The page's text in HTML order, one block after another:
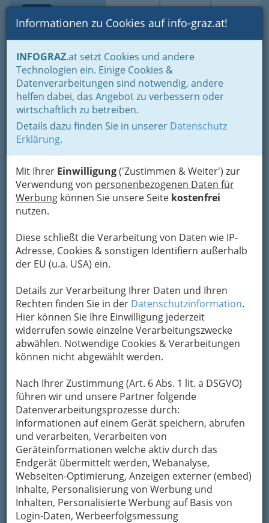
Suche Login Toggle
Informationen zu Cookies auf info-graz.at!
INFOGRAZ.at setzt Cookies und andere
Technologien ein. Einige Cookies &
Datenverarbeitungen sind notwendig, andere
helfen dabei, das Angebot zu verbessern oder
wirtschaftlich zu betreiben.
Details dazu finden Sie in unserer Datenschutz
Erklärung.
Mit Ihrer Einwilligung('Zustimmen & Weiter') zur
Verwendung von personenbezogenen Daten für
Werbung können Sie unsere Seite kostenfrei
nutzen.
Diese schließt die Verarbeitung von Daten wie IP-
Adresse, Cookies & sonstigen Identifiern außerhalb
der EU (u.a. USA) ein.
Details zur Verarbeitung Ihrer Daten und Ihren
Rechten finden Sie in der Datenschutzinformation.
Hier können Sie Ihre Einwilligung jederzeit
widerrufen sowie einzelne Verarbeitungszwecke
abwählen. Notwendige Cookies & Verarbeitungen
können nicht abgewählt werden.
Nach Ihrer Zustimmung (Art. 6 Abs. 1 lit. a DSGVO)
führen wir und unsere Partner folgende
Datenverarbeitungsprozesse durch:
Informationen auf einem Gerät speichern, abrufen
und verarbeiten, Verarbeiten von
Geräteinformationen welche aktiv durch das
Endgerät übermittelt werden, Webanalyse,
Webseiten-Optimierung, Anzeigen externer (embed)
Inhalte, Personalisierung von Werbung und
Inhalten, Personalisierte Werbung auf Basis von
Login-Daten, Werbeerfolgsmessung
Home Branchen
Gastronomie - regional und international
Buschenschenken - Buschenschänken
Buschenschänke nach Orten
Leibnitz
Gründl Stefan Weingut
Buschenschank
Hauptstraße 45, 8423 Labuttendorf
Karte
Karte anzeigen
Kontaktaufnahme
Um die Info-Graz Firmenvor Spam-Mails zu
bewahren, verwenden wir an dieser Stelle zur
Übermittlung Ihrer Nachricht ein sicheres
Formular. Ihre Nachricht wird nach dem
Absenden umgehend per Mail an das
Unternehmen Gründl Stefan Weingut
Mein Name
Meine Email Adresse
Mein Betreff